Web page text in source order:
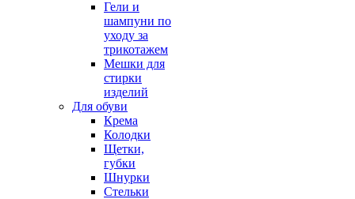
Гели и
шампуни по
уходу за
трикотажем
Мешки для
стирки
изделий
Для обуви
Крема
Колодки
Щетки,
губки
Шнурки
Стельки